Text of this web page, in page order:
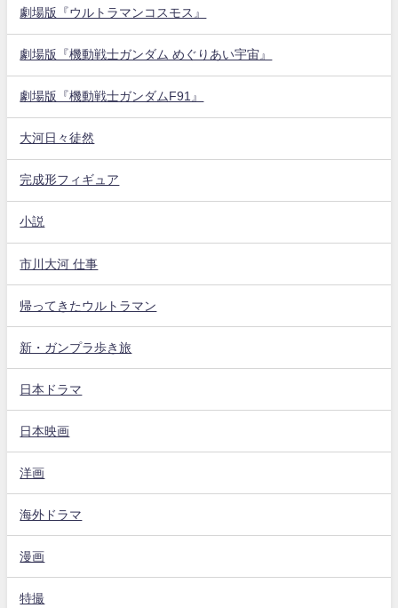
劇場版『ウルトラマンコスモス』
劇場版『機動戦士ガンダム めぐりあい宇宙』
劇場版『機動戦士ガンダムF91』
大河日々徒然
完成形フィギュア
小説
市川大河 仕事
帰ってきたウルトラマン
新・ガンプラ歩き旅
日本ドラマ
日本映画
洋画
海外ドラマ
漫画
特撮